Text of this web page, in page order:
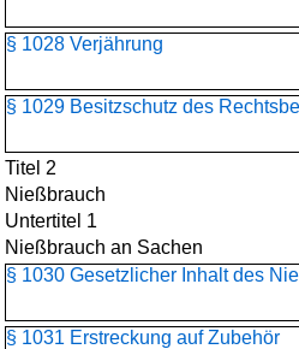
§ 1028 Verjährung
§ 1029 Besitzschutz des
Titel 2
Nießbrauch
Untertitel 1
Nießbrauch an Sachen
§ 1030 Gesetzlicher Inhalt des
§ 1031 Erstreckung auf Zubehör